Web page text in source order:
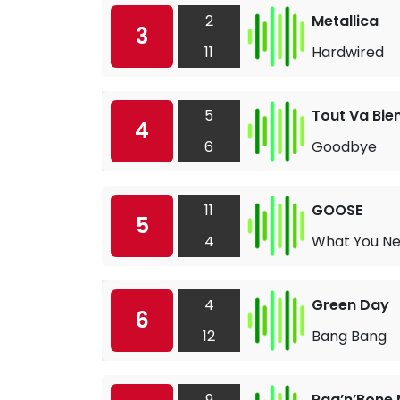
3
2
11
Metallica
Hardwired
4
5
6
Tout Va
Goodbye
5
11
4
GOOSE
What You
6
4
12
Green Day
Bang Bang